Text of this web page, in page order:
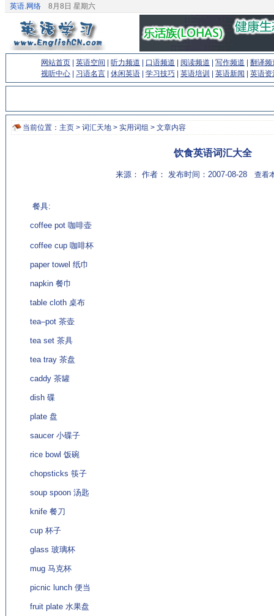
英语.网络 8月8日 星期六
网站首页 英语空间 听力频道 口语频道 阅读频道 写作频道
翻译频
视听中心
习语名言 休闲英语 学习技巧 英语培训 英语新闻 英语资
当前位置： 主页 > 词汇天地 > 实用词组 > 文章内容
饮食英语词汇大全
来源： 作者： 发布时间：2007-08-28 查看
餐具:
coffee pot 咖啡壶
coffee cup 咖啡杯
paper towel 纸巾
napkin 餐巾
table cloth 桌布
tea–pot 茶壶
tea set 茶具
tea tray 茶盘
caddy 茶罐
dish 碟
plate 盘
saucer 小碟子
rice bowl 饭碗
chopsticks 筷子
soup spoon 汤匙
knife 餐刀
cup 杯子
glass 玻璃杯
mug 马克杯
picnic lunch 便当
fruit plate 水果盘